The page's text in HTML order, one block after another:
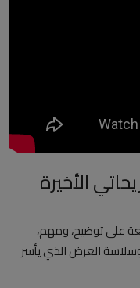
الأخيرة
على توضيح، ومهم،
وسلاسة العرض الذي يأسر